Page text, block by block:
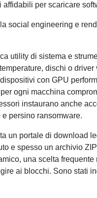
per scaricare
social engineering e
utility di sistema e
dischi o
con GPU
ogni macchina
instaurano anche
persino ransomware.
un portale di download
e spesso un archivio
una scelta
ai blocchi. Sono stati